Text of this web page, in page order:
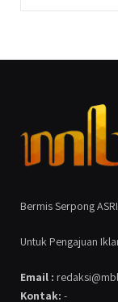
Bermis Serpong
Untuk Pengajuan
Email :
Kontak: -